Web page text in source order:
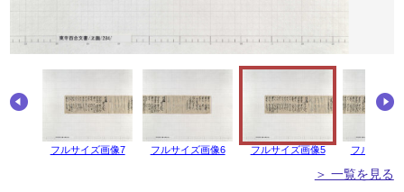
フルサイズ画像7 フルサイズ画像6 フルサイズ画像5 フルサイズ
＞ 一覧を見る